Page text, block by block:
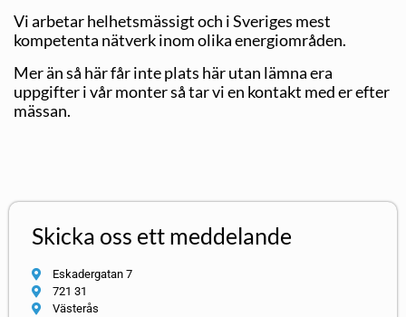
Vi arbetar helhetsmässigt och i Sveriges mest
kompetenta nätverk inom olika energiområden.
Mer än så här får inte plats här utan lämna era
uppgifter i vår monter så tar vi en kontakt med er efter
mässan.
Skicka oss ett meddelande
Eskadergatan 7
721 31
Västerås